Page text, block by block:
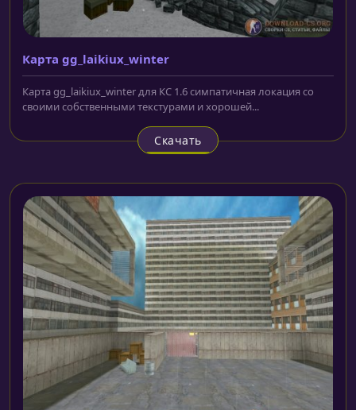
Карта gg_laikiux_winter
Карта gg_laikiux_winter для КС 1.6 симпатичная локация со
своими собственными текстурами и хорошей...
Скачать